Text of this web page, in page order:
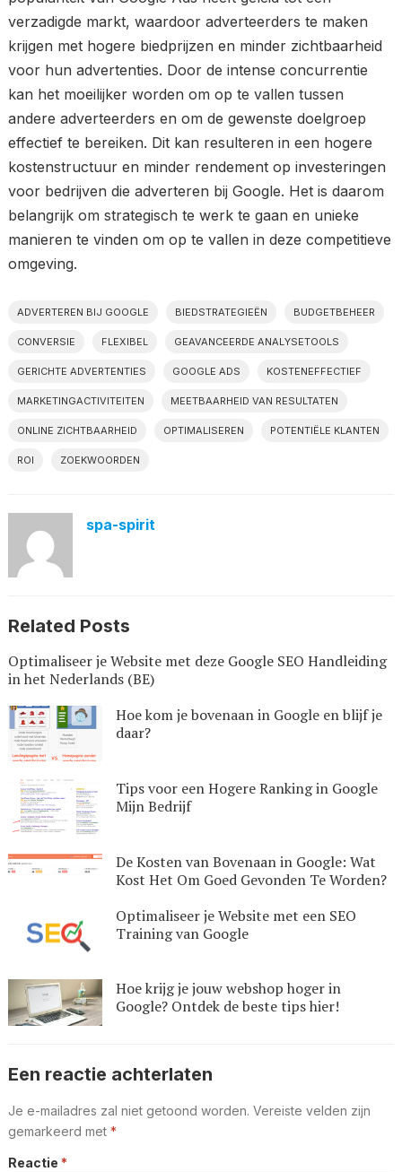
verzadigde markt, waardoor adverteerders te maken
krijgen met hogere biedprijzen en minder zichtbaarheid
voor hun advertenties. Door de intense concurrentie
kan het moeilijker worden om op te vallen tussen
andere adverteerders en om de gewenste doelgroep
effectief te bereiken. Dit kan resulteren in een hogere
kostenstructuur en minder rendement op investeringen
voor bedrijven die adverteren bij Google. Het is daarom
belangrijk om strategisch te werk te gaan en unieke
manieren te vinden om op te vallen in deze competitieve
omgeving.
ADVERTEREN BIJ GOOGLE BIEDSTRATEGIEËN BUDGETBEHEER
CONVERSIE FLEXIBEL GEAVANCEERDE ANALYSETOOLS
GERICHTE ADVERTENTIES GOOGLE ADS KOSTENEFFECTIEF
MARKETINGACTIVITEITEN MEETBAARHEID VAN RESULTATEN
ONLINE ZICHTBAARHEID OPTIMALISEREN POTENTIËLE KLANTEN
ROI ZOEKWOORDEN
spa-spirit
Related Posts
Optimaliseer je Website met deze Google SEO Handleiding
in het Nederlands (BE)
Hoe kom je bovenaan in Google en blijf je
daar?
Tips voor een Hogere Ranking in Google
Mijn Bedrijf
De Kosten van Bovenaan in Google: Wat
Kost Het Om Goed Gevonden Te Worden?
Optimaliseer je Website met een SEO
Training van Google
Hoe krijg je jouw webshop hoger in
Google? Ontdek de beste tips hier!
Een reactie achterlaten
Je e-mailadres zal niet getoond worden. Vereiste velden zijn
gemarkeerd met *
Reactie *